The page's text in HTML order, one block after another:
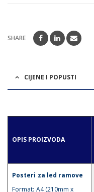
SHARE
CIJENE I POPUSTI
OPIS PROIZVODA
Posteri za led ramove
Format: A4 (210mm x